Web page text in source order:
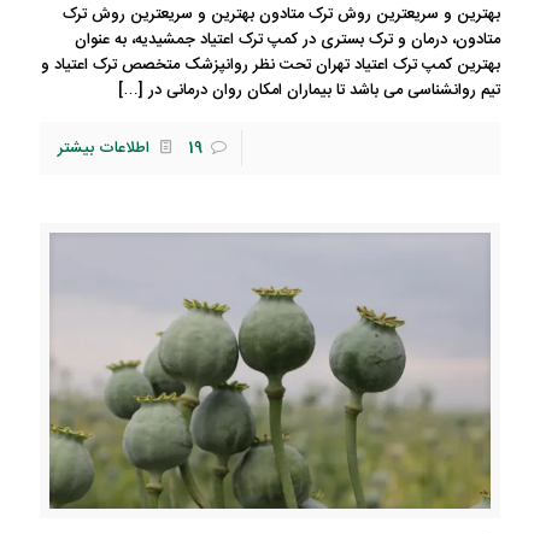
بهترین و سریعترین روش ترک متادون بهترین و سریعترین روش ترک
متادون، درمان و ترک بستری در کمپ ترک اعتیاد جمشیدیه، به عنوان
بهترین کمپ ترک اعتیاد تهران تحت نظر روانپزشک متخصص ترک اعتیاد و
تیم روانشناسی می باشد تا بیماران امکان روان درمانی در […]
19 اطلاعات بیشتر